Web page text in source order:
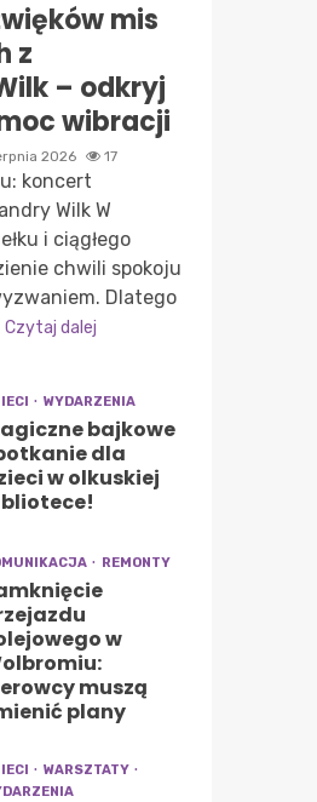
mis
z
– odkryj
wibracji
2026 17
koncert
Wilk W
i ciągłego
chwili spokoju
Dlatego
Czytaj dalej
WYDARZENIA
bajkowe
dla
w olkuskiej
REMONTY
w
muszą
plany
WARSZTATY